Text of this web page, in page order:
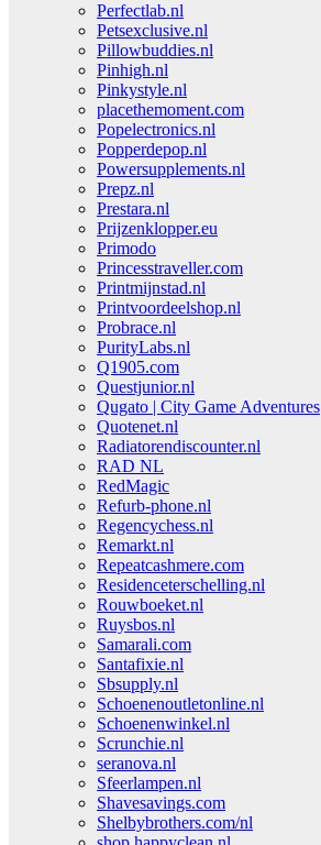
Perfectlab.nl
Petsexclusive.nl
Pillowbuddies.nl
Pinhigh.nl
Pinkystyle.nl
placethemoment.com
Popelectronics.nl
Popperdepop.nl
Powersupplements.nl
Prepz.nl
Prestara.nl
Prijzenklopper.eu
Primodo
Princesstraveller.com
Printmijnstad.nl
Printvoordeelshop.nl
Probrace.nl
PurityLabs.nl
Q1905.com
Questjunior.nl
Qugato | City Game Adventures
Quotenet.nl
Radiatorendiscounter.nl
RAD NL
RedMagic
Refurb-phone.nl
Regencychess.nl
Remarkt.nl
Repeatcashmere.com
Residenceterschelling.nl
Rouwboeket.nl
Ruysbos.nl
Samarali.com
Santafixie.nl
Sbsupply.nl
Schoenenoutletonline.nl
Schoenenwinkel.nl
Scrunchie.nl
seranova.nl
Sfeerlampen.nl
Shavesavings.com
Shelbybrothers.com/nl